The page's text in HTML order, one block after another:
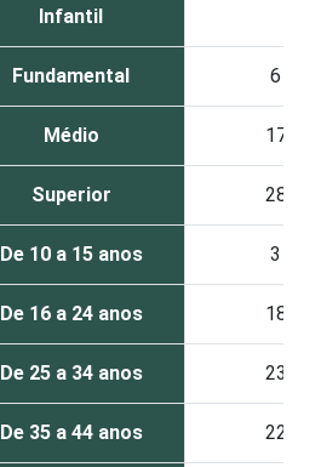
Infantil
Fundamental 6
Médio 17
Superior 28
De 10 a 15 anos 3
De 16 a 24 anos 18
De 25 a 34 anos 23
De 35 a 44 anos 22